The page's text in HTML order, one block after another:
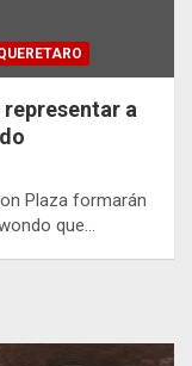
a
Plaza formarán
que…